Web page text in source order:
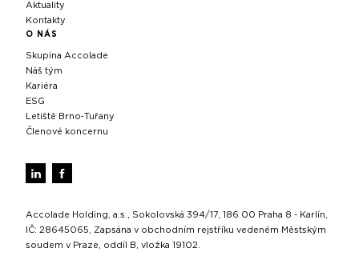
Aktuality
Kontakty
O NÁS
Skupina Accolade
Náš tým
Kariéra
ESG
Letiště Brno‑Tuřany
Členové koncernu
Accolade Holding, a.s., Sokolovská 394/17, 186 00 Praha 8 - Karlín,
IČ: 28645065, Zapsána v obchodním rejstříku vedeném Městským
soudem v Praze, oddíl B, vložka 19102.